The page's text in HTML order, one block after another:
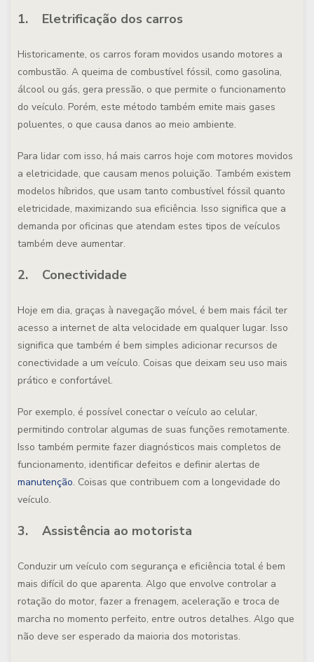
1. Eletrificação dos carros
Historicamente, os carros foram movidos usando motores a
combustão. A queima de combustível fóssil, como gasolina,
álcool ou gás, gera pressão, o que permite o funcionamento
do veículo. Porém, este método também emite mais gases
poluentes, o que causa danos ao meio ambiente.
Para lidar com isso, há mais carros hoje com motores movidos
a eletricidade, que causam menos poluição. Também existem
modelos híbridos, que usam tanto combustível fóssil quanto
eletricidade, maximizando sua eficiência. Isso significa que a
demanda por oficinas que atendam estes tipos de veículos
também deve aumentar.
2. Conectividade
Hoje em dia, graças à navegação móvel, é bem mais fácil ter
acesso a internet de alta velocidade em qualquer lugar. Isso
significa que também é bem simples adicionar recursos de
conectividade a um veículo. Coisas que deixam seu uso mais
prático e confortável.
Por exemplo, é possível conectar o veículo ao celular,
permitindo controlar algumas de suas funções remotamente.
Isso também permite fazer diagnósticos mais completos de
funcionamento, identificar defeitos e definir alertas de
manutenção. Coisas que contribuem com a longevidade do
veículo.
3. Assistência ao motorista
Conduzir um veículo com segurança e eficiência total é bem
mais difícil do que aparenta. Algo que envolve controlar a
rotação do motor, fazer a frenagem, aceleração e troca de
marcha no momento perfeito, entre outros detalhes. Algo que
não deve ser esperado da maioria dos motoristas.